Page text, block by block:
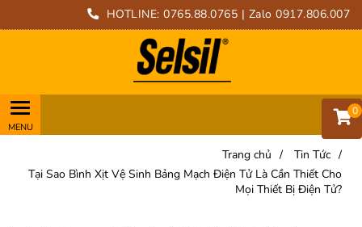
HOTLINE: 0765.88.0765 | Zalo 0917.806.007
0
Trang chủ / Tin Tức /
Tại Sao Bình Xịt Vệ Sinh Bảng Mạch Điện Tử Là Cần Thiết Cho
Mọi Thiết Bị Điện Tử?